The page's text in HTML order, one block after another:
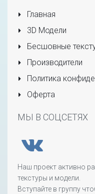
Главная
3D Модели
Бесшовные
Производители
Политика
Оферта
МЫ В СОЦСЕТЯХ
Наш проект активно
текстуры и модели.
Вступайте в группу